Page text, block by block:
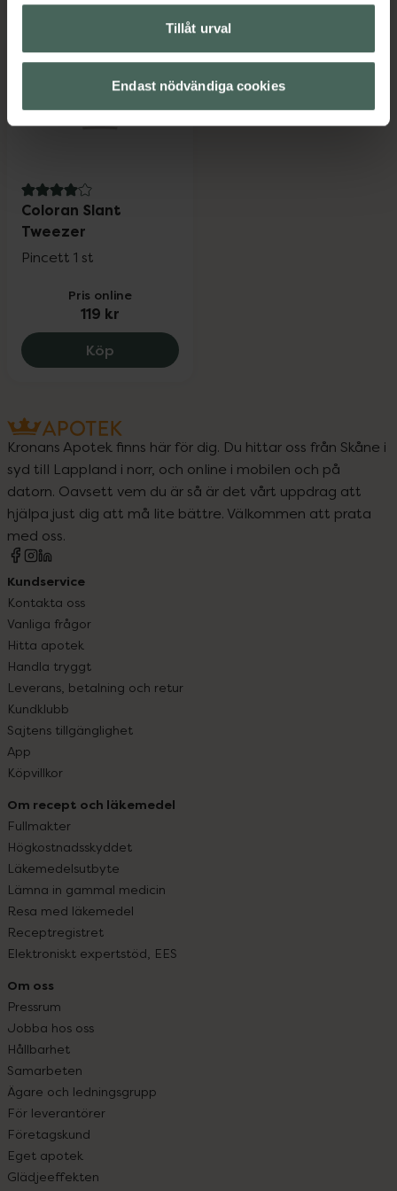
Tillåt urval
Endast nödvändiga cookies
4 av 5 i omdöme
Coloran Slant
Tweezer
Pincett 1 st
Pris online
119 kr
Köp Coloran Slant Tweezer, 119 kr.
Kronans Apotek finns här för dig. Du hittar oss från Skåne i
syd till Lappland i norr, och online i mobilen och på
datorn. Oavsett vem du är så är det vårt uppdrag att
hjälpa just dig att må lite bättre. Välkommen att prata
med oss.
Kundservice
Kontakta oss
Vanliga frågor
Hitta apotek
Handla tryggt
Leverans, betalning och retur
Kundklubb
Sajtens tillgänglighet
App
Köpvillkor
Om recept och läkemedel
Fullmakter
Högkostnadsskyddet
Läkemedelsutbyte
Lämna in gammal medicin
Resa med läkemedel
Receptregistret
Elektroniskt expertstöd, EES
Om oss
Pressrum
Jobba hos oss
Hållbarhet
Samarbeten
Ägare och ledningsgrupp
För leverantörer
Företagskund
Eget apotek
Glädjeeffekten